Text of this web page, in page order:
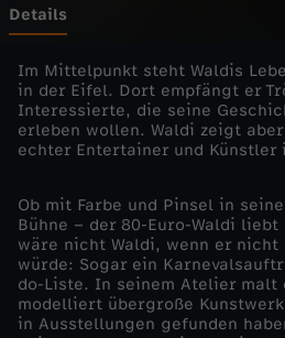
r
ö
d
l
,
Details
Im Mittelpunkt steht Waldis
in der Eifel. Dort empfängt er
Interessierte, die seine
erleben wollen. Waldi zeigt
echter Entertainer und Künstler
Ob mit Farbe und Pinsel in
Bühne – der 80-Euro-Waldi
wäre nicht Waldi, wenn er nicht
würde: Sogar ein
do-Liste. In seinem Atelier malt
modelliert übergroße
in Ausstellungen gefunden